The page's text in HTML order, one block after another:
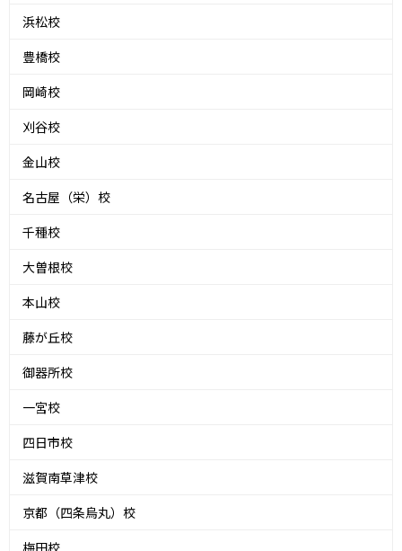
浜松校
豊橋校
岡崎校
刈谷校
金山校
名古屋（栄）校
千種校
大曽根校
本山校
藤が丘校
御器所校
一宮校
四日市校
滋賀南草津校
京都（四条烏丸）校
梅田校